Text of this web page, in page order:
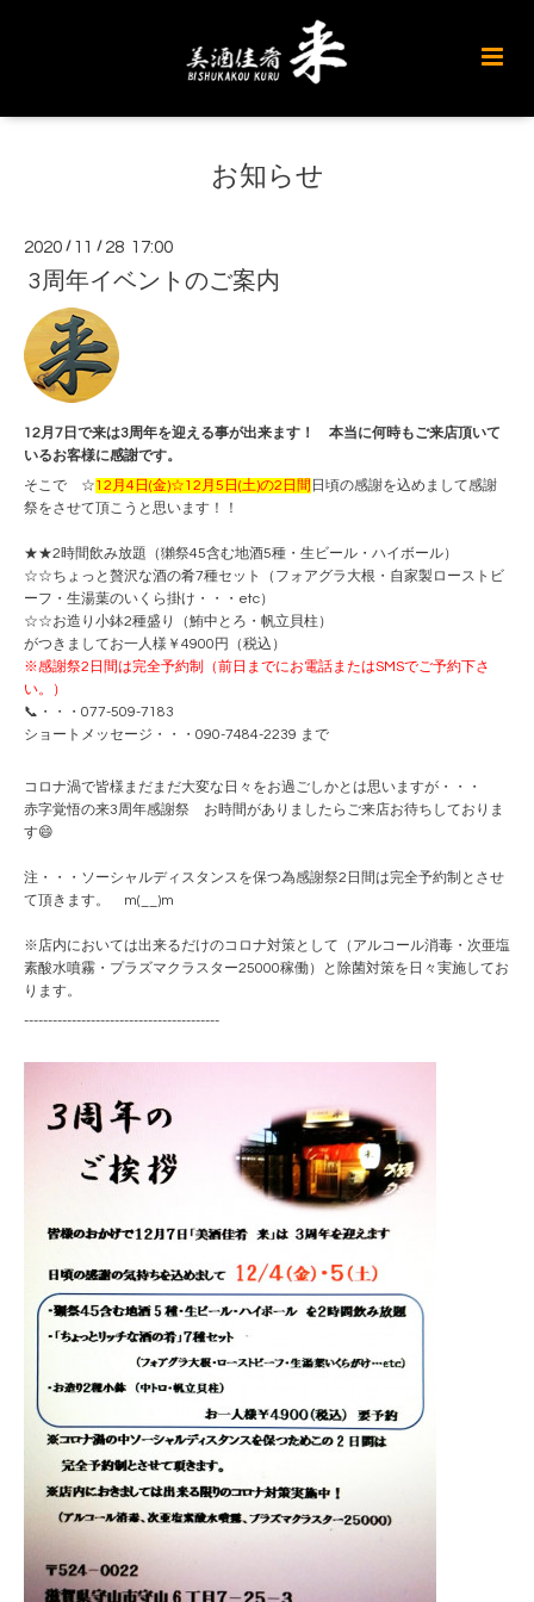
お知らせ
2020 / 11 / 28 17:00
3周年イベントのご案内
12月7日で来は3周年を迎える事が出来ます！ 本当に何時もご来店頂いて
いるお客様に感謝です。
そこで ☆12月4日(金)☆12月5日(土)の2日間 日頃の感謝を込めまして感謝
祭をさせて頂こうと思います！！
★★2時間飲み放題（獺祭45含む地酒5種・生ビール・ハイボール）
☆☆ちょっと贅沢な酒の肴7種セット（フォアグラ大根・自家製ローストビ
ーフ・生湯葉のいくら掛け・・・etc）
☆☆お造り小鉢2種盛り（鮪中とろ・帆立貝柱）
がつきましてお一人様￥4900円（税込）
※感謝祭2日間は完全予約制（前日までにお電話またはSMSでご予約下さ
い。）
📞・・・077-509-7183
ショートメッセージ・・・090-7484-2239 まで
コロナ渦で皆様まだまだ大変な日々をお過ごしかとは思いますが・・・
赤字覚悟の来3周年感謝祭 お時間がありましたらご来店お待ちしておりま
す😄
注・・・ソーシャルディスタンスを保つ為感謝祭2日間は完全予約制とさせ
て頂きます。 m(__)m
※店内においては出来るだけのコロナ対策として（アルコール消毒・次亜塩
素酸水噴霧・プラズマクラスター25000稼働）と除菌対策を日々実施してお
ります。
-----------------------------------------